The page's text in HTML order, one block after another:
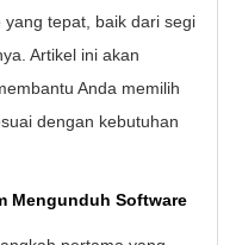
tepat, baik dari segi
Artikel ini akan
Anda memilih
dengan kebutuhan
Mengunduh Software